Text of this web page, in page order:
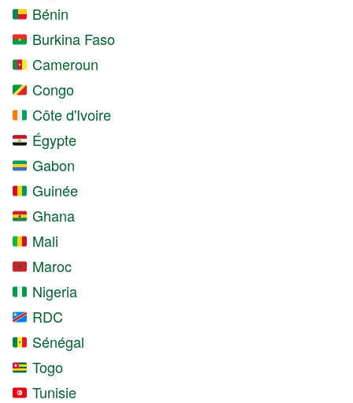
Bénin
Burkina Faso
Cameroun
Congo
Côte d'Ivoire
Égypte
Gabon
Guinée
Ghana
Mali
Maroc
Nigeria
RDC
Sénégal
Togo
Tunisie